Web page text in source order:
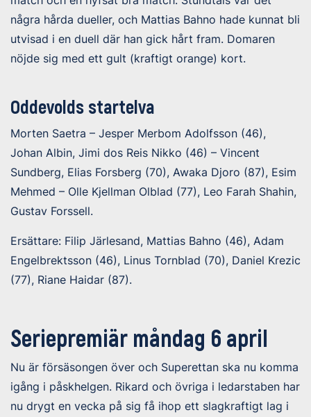
några hårda dueller, och Mattias Bahno hade kunnat bli
utvisad i en duell där han gick hårt fram. Domaren
nöjde sig med ett gult (kraftigt orange) kort.
Oddevolds startelva
Morten Saetra – Jesper Merbom Adolfsson (46),
Johan Albin, Jimi dos Reis Nikko (46) – Vincent
Sundberg, Elias Forsberg (70), Awaka Djoro (87), Esim
Mehmed – Olle Kjellman Olblad (77), Leo Farah Shahin,
Gustav Forssell.
Ersättare: Filip Järlesand, Mattias Bahno (46), Adam
Engelbrektsson (46), Linus Tornblad (70), Daniel Krezic
(77), Riane Haidar (87).
Seriepremiär måndag 6 april
Nu är försäsongen över och Superettan ska nu komma
igång i påskhelgen. Rikard och övriga i ledarstaben har
nu drygt en vecka på sig få ihop ett slagkraftigt lag i